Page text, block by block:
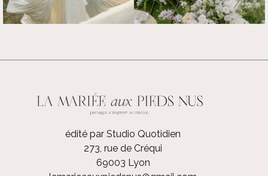
édité par Studio Quotidien
273, rue de Créqui
69003 Lyon